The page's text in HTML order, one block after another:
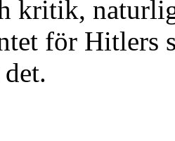
kritik,
för Hitlers